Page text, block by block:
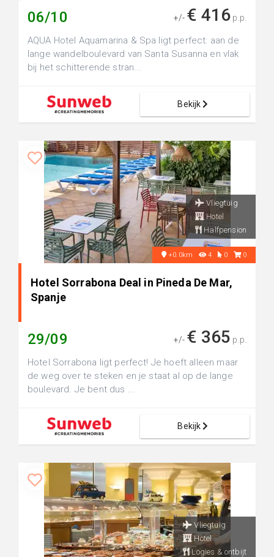
06/10 +/- € 416 p.p.
AQUA Hotel Aquamarina & Spa ligt perfect: aan de
lange wandelboulevard van Santa Susanna en vlak
bij het schitterende stran...
Bekijk
Vliegtuig
Hotel
Halfpension
+0.0km 4 0 0
Hotel Sorrabona Deal in Pineda De Mar,
Spanje
29/09 +/- € 365 p.p.
Hotel Sorrabona ligt perfect! Je hoeft alleen maar
de weg over te steken en je staat al op de lange
boulevard. Je bent dus ...
Bekijk
Vliegtuig
Hotel
Logies & ontbijt